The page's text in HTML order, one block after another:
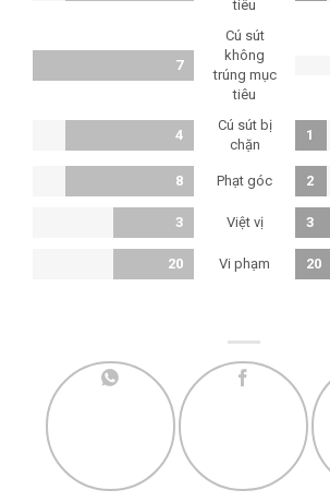
tiêu
7
Cú sút
không
trúng mục
tiêu
4
Cú sút bị
chặn
1
8 Phạt góc 2
3 Việt vị 3
20 Vi phạm 20